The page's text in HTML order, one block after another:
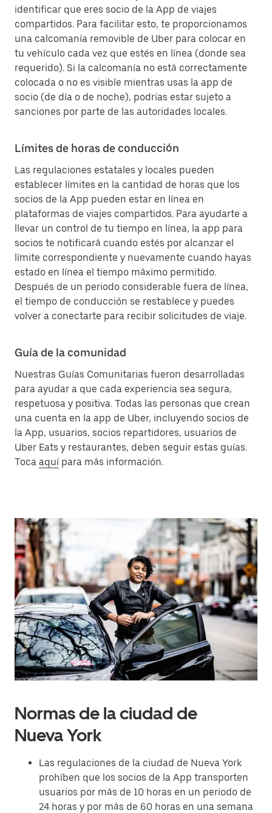
identificar que eres socio de la App de viajes
compartidos. Para facilitar esto, te proporcionamos
una calcomanía removible de Uber para colocar en
tu vehículo cada vez que estés en línea (donde sea
requerido). Si la calcomanía no está correctamente
colocada o no es visible mientras usas la app de
socio (de día o de noche), podrías estar sujeto a
sanciones por parte de las autoridades locales.
Límites de horas de conducción
Las regulaciones estatales y locales pueden
establecer límites en la cantidad de horas que los
socios de la App pueden estar en línea en
plataformas de viajes compartidos. Para ayudarte a
llevar un control de tu tiempo en línea, la app para
socios te notificará cuando estés por alcanzar el
límite correspondiente y nuevamente cuando hayas
estado en línea el tiempo máximo permitido.
Después de un periodo considerable fuera de línea,
el tiempo de conducción se restablece y puedes
volver a conectarte para recibir solicitudes de viaje.
Guía de la comunidad
Nuestras Guías Comunitarias fueron desarrolladas
para ayudar a que cada experiencia sea segura,
respetuosa y positiva. Todas las personas que crean
una cuenta en la app de Uber, incluyendo socios de
la App, usuarios, socios repartidores, usuarios de
Uber Eats y restaurantes, deben seguir estas guías.
Toca aquí para más información.
Normas de la ciudad de
Nueva York
Las regulaciones de la ciudad de Nueva York
prohíben que los socios de la App transporten
usuarios por más de 10 horas en un periodo de
24 horas y por más de 60 horas en una semana